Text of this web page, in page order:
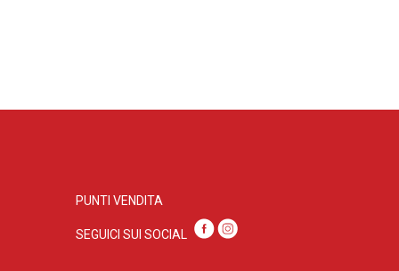
PUNTI VENDITA
SEGUICI SUI SOCIAL